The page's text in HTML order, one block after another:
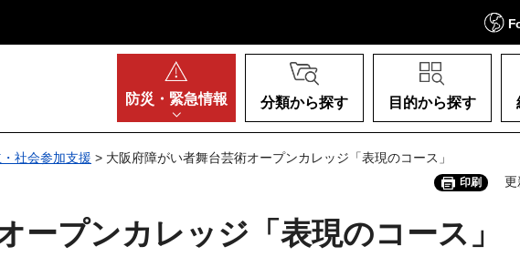
防災・ 緊急情報 分類から探す 目的から探す
社会参加支援 > 大阪府障がい者舞台芸術オープンカレッジ「表現のコース」
印刷 更
ープンカレッジ「表現のコース」